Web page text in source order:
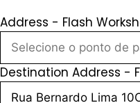
Address - Flash
Destination Address -